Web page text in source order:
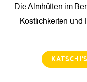
Die Almhütten im
Köstlichkeiten und